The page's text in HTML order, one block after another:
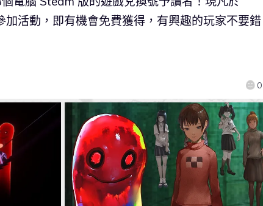
0
活動，即有機會免費獲得，有興趣的玩家不要錯